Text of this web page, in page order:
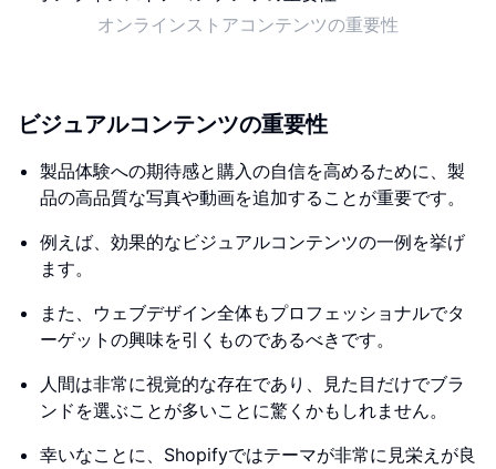
オンラインストアコンテンツの重要性
ビジュアルコンテンツの重要性
製品体験への期待感と購入の自信を高めるために、製
品の高品質な写真や動画を追加することが重要です。
例えば、効果的なビジュアルコンテンツの一例を挙げ
ます。
また、ウェブデザイン全体もプロフェッショナルでタ
ーゲットの興味を引くものであるべきです。
人間は非常に視覚的な存在であり、見た目だけでブラ
ンドを選ぶことが多いことに驚くかもしれません。
幸いなことに、Shopifyではテーマが非常に見栄えが良